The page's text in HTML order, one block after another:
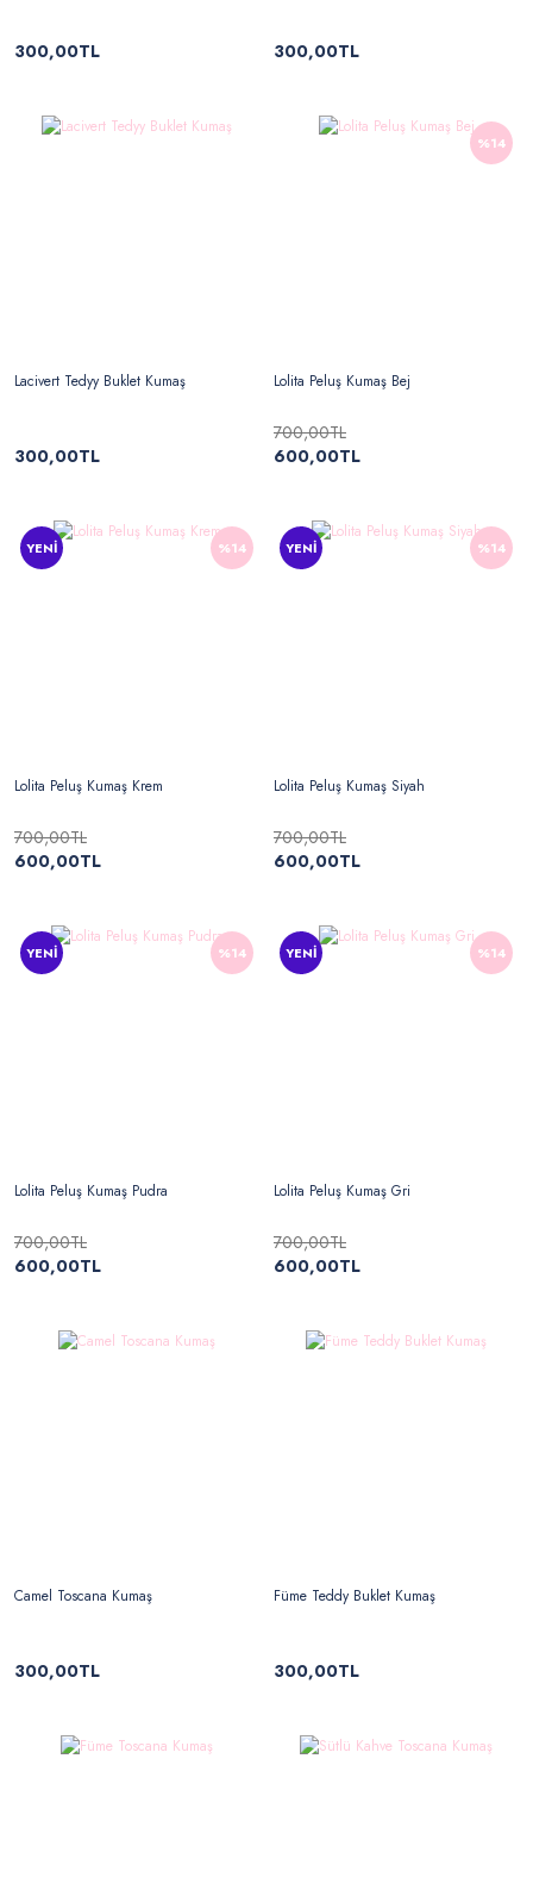
300,00TL 300,00TL
Lacivert Tedyy Buklet Kumaş
300,00TL
%14
Lolita Peluş Kumaş Bej
700,00TL
600,00TL
%14
YENİ
Lolita Peluş Kumaş Krem
700,00TL
600,00TL
%14
YENİ
Lolita Peluş Kumaş Siyah
700,00TL
600,00TL
%14
YENİ
Lolita Peluş Kumaş Pudra
700,00TL
600,00TL
%14
YENİ
Lolita Peluş Kumaş Gri
700,00TL
600,00TL
Camel Toscana Kumaş
300,00TL
Füme Teddy Buklet Kumaş
300,00TL